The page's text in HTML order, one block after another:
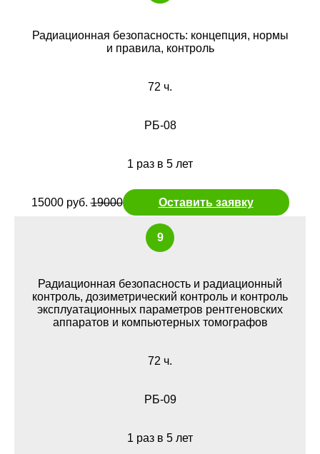
Радиационная безопасность: концепция, нормы
и правила, контроль
72 ч.
РБ-08
1 раз в 5 лет
15000 руб.19000 Оставить заявку
9
Радиационная безопасность и радиационный
контроль, дозиметрический контроль и контроль
эксплуатационных параметров рентгеновских
аппаратов и компьютерных томографов
72 ч.
РБ-09
1 раз в 5 лет